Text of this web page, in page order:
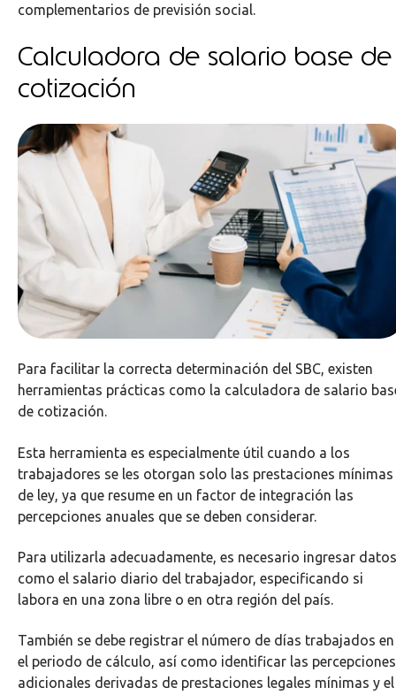
complementarios de previsión social.
Calculadora de salario base de
cotización
Para facilitar la correcta determinación del SBC, existen
herramientas prácticas como la calculadora de salario
de cotización.
Esta herramienta es especialmente útil cuando a los
trabajadores se les otorgan solo las prestaciones mínimas
de ley, ya que resume en un factor de integración las
percepciones anuales que se deben considerar.
Para utilizarla adecuadamente, es necesario ingresar datos
como el salario diario del trabajador, especificando si
labora en una zona libre o en otra región del país.
También se debe registrar el número de días trabajados en
el periodo de cálculo, así como identificar las percepciones
adicionales derivadas de prestaciones legales mínimas y el